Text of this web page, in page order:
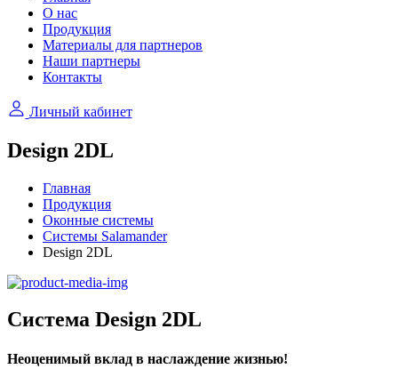
О нас
Продукция
Материалы для партнеров
Наши партнеры
Контакты
Личный кабинет
Design 2DL
Главная
Продукция
Оконные системы
Системы Salamander
Design 2DL
Система Design 2DL
Неоценимый вклад в наслаждение жизнью!